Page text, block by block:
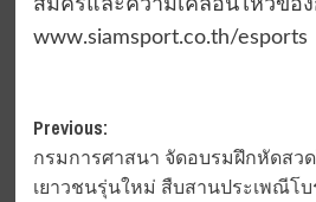
สมัครและความเคลื่อนไหวขอ
www.siamsport.co.th/esports
Post
navigation
Previous:
กรมการศาสนา จัดอบรมฝึกหัดสวด
เยาวชนรุ่นใหม่ สืบสานประเพณีโ